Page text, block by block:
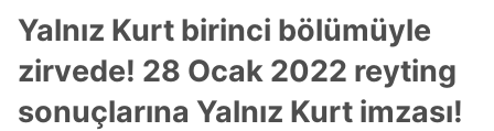
Yalnız Kurt birinci bölümüyle
zirvede! 28 Ocak 2022 reyting
sonuçlarına Yalnız Kurt imzası!